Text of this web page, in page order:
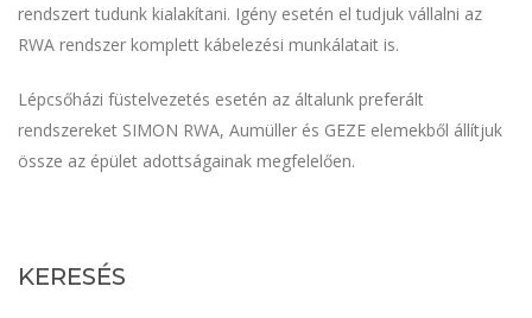
rendszert tudunk kialakítani. Igény esetén el tudjuk vállalni az
RWA rendszer komplett kábelezési munkálatait is.
Lépcsőházi füstelvezetés esetén az általunk preferált
rendszereket SIMON RWA, Aumüller és GEZE elemekből állítjuk
össze az épület adottságainak megfelelően.
KERESÉS